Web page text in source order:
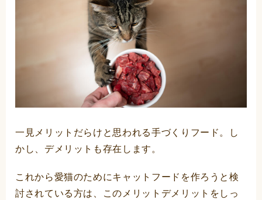
一見メリットだらけと思われる手づくりフード。し
かし、デメリットも存在します。
これから愛猫のためにキャットフードを作ろうと検
討されている方は、このメリットデメリットをしっ